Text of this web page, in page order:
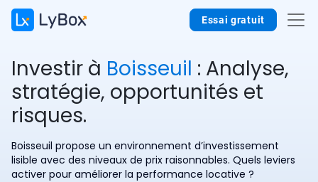
Essai gratuit
Investir à Boisseuil : Analyse,
stratégie, opportunités et
risques.
Boisseuil propose un environnement d’investissement
lisible avec des niveaux de prix raisonnables. Quels leviers
activer pour améliorer la performance locative ?